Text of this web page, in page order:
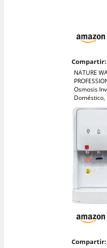
Compartir:
NATURE
Osmosis
Doméstico,
Acero
6 Litros,
Compartir: